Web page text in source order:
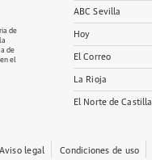
de
de
el
ABC Sevilla
Hoy
El Correo
La Rioja
El Norte de Castilla
Aviso legal Condiciones de uso